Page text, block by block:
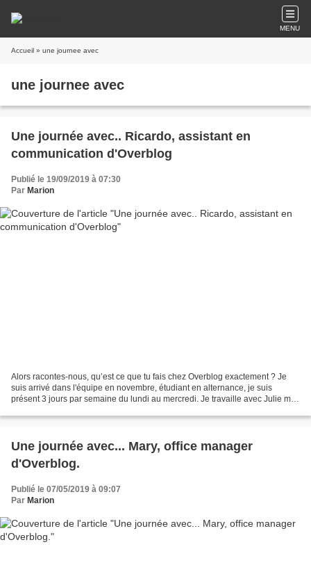
MENU
Accueil » une journee avec
une journee avec
Une journée avec.. Ricardo, assistant en
communication d'Overblog
Publié le 19/09/2019 à 07:30
Par Marion
Alors racontes-nous, qu’est ce que tu fais chez Overblog exactement ? Je
suis arrivé dans l'équipe en novembre, étudiant en alternance, je suis
présent 3 jours par semaine du lundi au mercredi. Je travaille avec Julie ma
Une journée avec... Mary, office manager
d'Overblog.
Publié le 07/05/2019 à 09:07
Par Marion